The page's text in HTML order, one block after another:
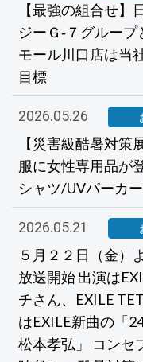
【最強の組合せ】
ジーＧ‐７グルー
モール川口店は当
目標
2026.05.26
【災害級酷暑対
服に女性専用品が
シャツ/UVパーカ
2026.05.21
５月２２日（金）
放送開始 出演は
チさん、EXILE
はEXILE新曲の「
松本孝弘」 コンセ